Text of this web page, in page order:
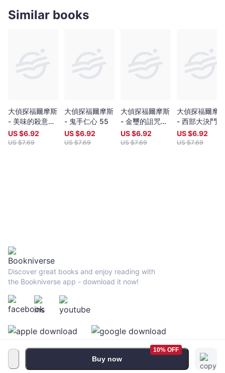
Similar books
大偵探福爾摩斯
- 美味的殺意
34
US $6.92
US $7.69
大偵探福爾摩斯
- 鬼手仁心 55
US $6.92
US $7.69
大偵探福爾摩斯
- 金璽的詛咒
50
US $6.92
US $7.69
大偵探福爾摩
- 西部大決鬥
20
US $6.92
US $7.69
Buy now
10% OFF
Discover great books and enjoy reading with
the Bookniverse app - download it now!